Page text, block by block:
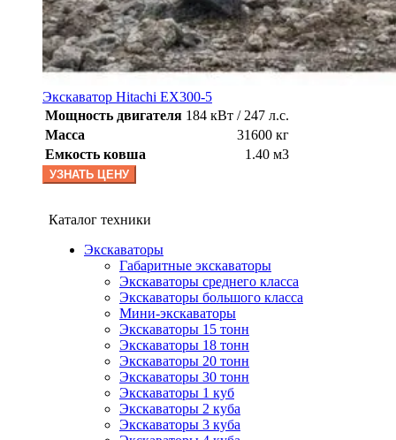
Экскаватор Hitachi EX300-5
Мощность двигателя 184 кВт / 247 л.с.
Масса
31600 кг
Емкость ковша
1.40 м3
УЗНАТЬ ЦЕНУ
Каталог техники
Экскаваторы
Габаритные экскаваторы
Экскаваторы среднего класса
Экскаваторы большого класса
Мини-экскаваторы
Экскаваторы 15 тонн
Экскаваторы 18 тонн
Экскаваторы 20 тонн
Экскаваторы 30 тонн
Экскаваторы 1 куб
Экскаваторы 2 куба
Экскаваторы 3 куба